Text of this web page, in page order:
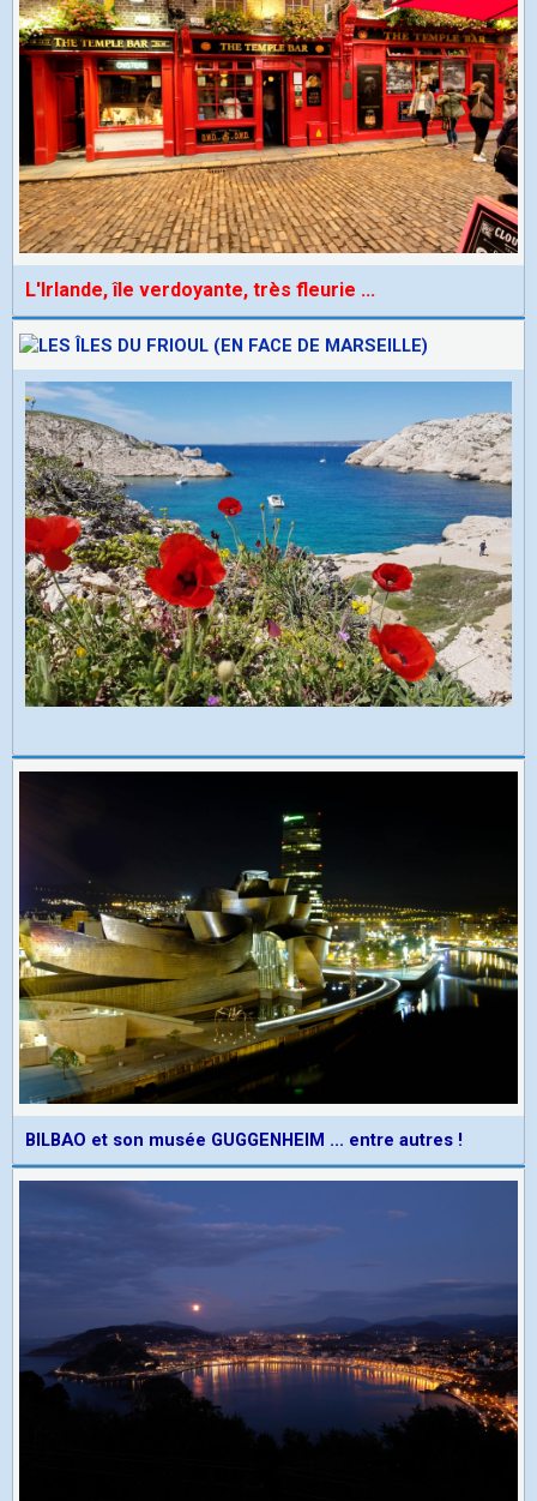
L'Irlande, île verdoyante, très fleurie ...
BILBAO et son musée GUGGENHEIM ... entre autres !